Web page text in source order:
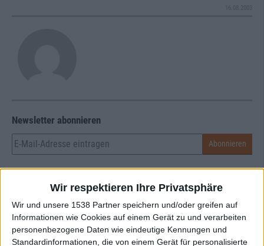
Wir respektieren Ihre Privatsphäre
Wir und unsere 1538 Partner speichern und/oder greifen auf
Informationen wie Cookies auf einem Gerät zu und verarbeiten
personenbezogene Daten wie eindeutige Kennungen und
Standardinformationen, die von einem Gerät für personalisierte
Newsletter abonnieren
Brainstorm - Soul Temptation